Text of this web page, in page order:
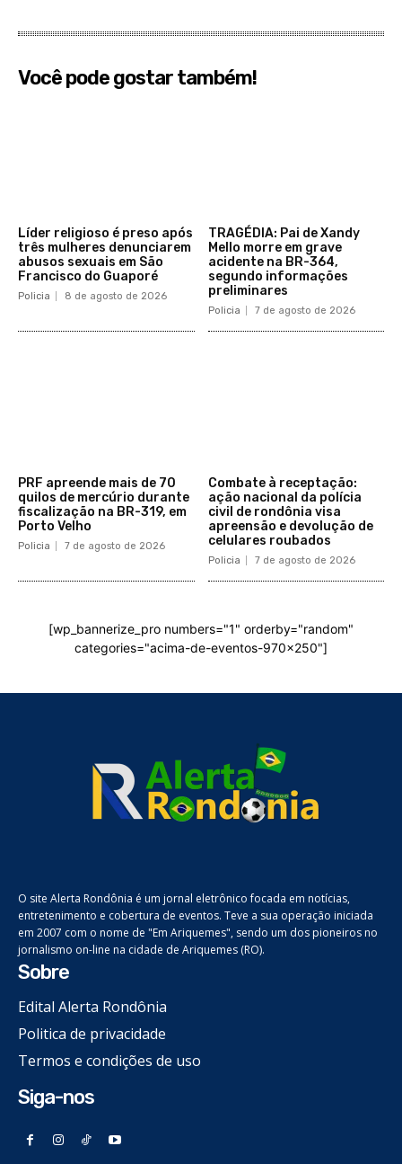
Você pode gostar também!
Líder religioso é preso após
três mulheres denunciarem
abusos sexuais em São
Francisco do Guaporé
Policia 8 de agosto de 2026
TRAGÉDIA: Pai de Xandy
Mello morre em grave
acidente na BR-364,
segundo informações
preliminares
Policia 7 de agosto de 2026
PRF apreende mais de 70
quilos de mercúrio durante
fiscalização na BR-319, em
Porto Velho
Policia 7 de agosto de 2026
Combate à receptação:
ação nacional da polícia
civil de rondônia visa
apreensão e devolução de
celulares roubados
Policia 7 de agosto de 2026
[wp_bannerize_pro numbers="1" orderby="random"
categories="acima-de-eventos-970x250"]
O site Alerta Rondônia é um jornal eletrônico focada em notícias,
entretenimento e cobertura de eventos. Teve a sua operação iniciada
em 2007 com o nome de "Em Ariquemes", sendo um dos pioneiros no
jornalismo on-line na cidade de Ariquemes (RO).
Sobre
Edital Alerta Rondônia
Politica de privacidade
Termos e condições de uso
Siga-nos